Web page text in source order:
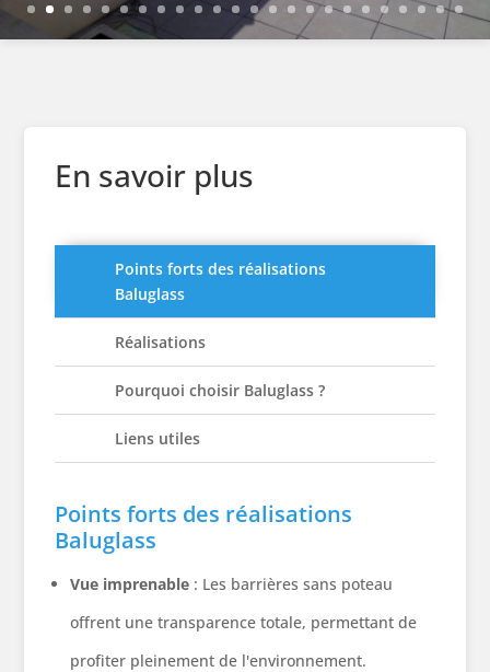
En savoir plus
Points forts des réalisations
Baluglass
Réalisations
Pourquoi choisir Baluglass ?
Liens utiles
Points forts des réalisations
Baluglass
Vue imprenable : Les barrières sans poteau
offrent une transparence totale, permettant de
profiter pleinement de l'environnement.